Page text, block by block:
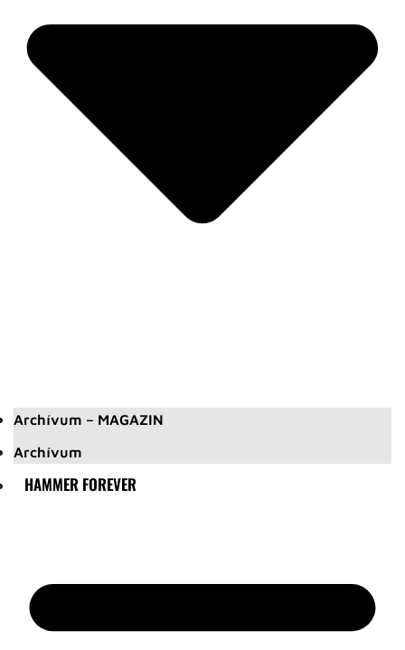
Archívum – MAGAZIN
Archívum
HAMMER FOREVER